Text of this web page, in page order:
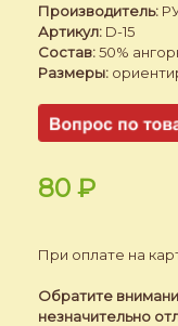
Производитель:
Артикул: D-15
Состав:50%
Размеры:
80 ₽
При оплате на
Обратите
незначительно